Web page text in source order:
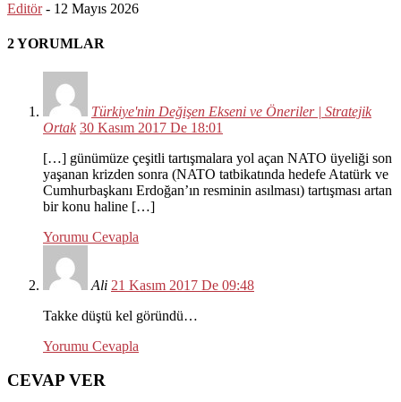
Editör - 12 Mayıs 2026
2 YORUMLAR
Türkiye'nin Değişen Ekseni ve Öneriler | Stratejik
Ortak 30 Kasım 2017 De 18:01
[…] günümüze çeşitli tartışmalara yol açan NATO üyeliği son
yaşanan krizden sonra (NATO tatbikatında hedefe Atatürk ve
Cumhurbaşkanı Erdoğan’ın resminin asılması) tartışması artan
bir konu haline […]
Yorumu Cevapla
Ali 21 Kasım 2017 De 09:48
Takke düştü kel göründü…
Yorumu Cevapla
CEVAP VER